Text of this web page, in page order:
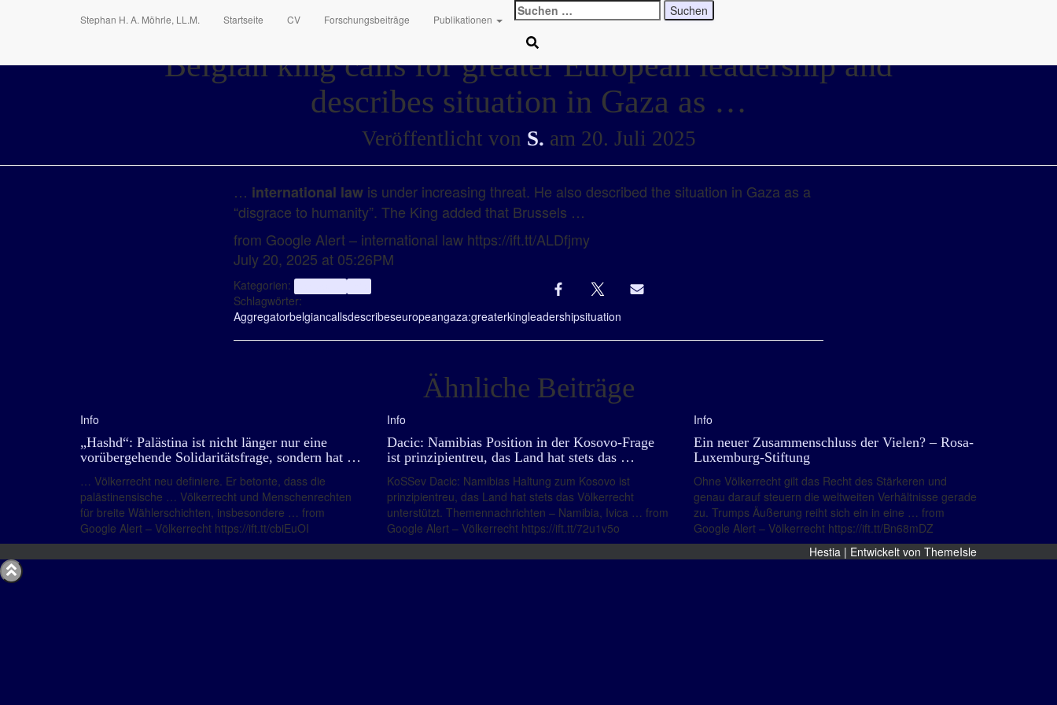
Stephan H. A. Möhrle, LL.M. Startseite CV Forschungsbeiträge Publikationen
Suchen
nach:
Belgian king calls for greater European leadership and
describes situation in Gaza as …
Veröffentlicht von S. am 20. Juli 2025
… international law is under increasing threat. He also described the situation in Gaza as a
“disgrace to humanity”. The King added that Brussels …
from Google Alert – international law https://ift.tt/ALDfjmy
July 20, 2025 at 05:26PM
Kategorien:
Schlagwörter:
Aggregatorbelgiancallsdescribeseuropeangaza:greaterkingleadershipsituation
Ähnliche Beiträge
Info
„Hashd“: Palästina ist nicht länger nur eine
vorübergehende Solidaritätsfrage, sondern hat …
… Völkerrecht neu definiere. Er betonte, dass die
palästinensische … Völkerrecht und Menschenrechten
für breite Wählerschichten, insbesondere … from
Google Alert – Völkerrecht https://ift.tt/cbiEuOI
Info
Dacic: Namibias Position in der Kosovo-Frage
ist prinzipientreu, das Land hat stets das …
KoSSev Dacic: Namibias Haltung zum Kosovo ist
prinzipientreu, das Land hat stets das Völkerrecht
unterstützt. Themennachrichten – Namibia, Ivica … from
Google Alert – Völkerrecht https://ift.tt/72u1v5o
Info
Ein neuer Zusammenschluss der Vielen? – Rosa-
Luxemburg-Stiftung
Ohne Völkerrecht gilt das Recht des Stärkeren und
genau darauf steuern die weltweiten Verhältnisse gerade
zu. Trumps Äußerung reiht sich ein in eine … from
Google Alert – Völkerrecht https://ift.tt/Bn68mDZ
Hestia | Entwickelt von ThemeIsle